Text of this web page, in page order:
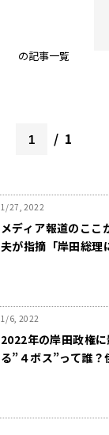
の記事一覧
1
1/27, 2022
メディア報道のこ
夫が指摘「岸田総理
1/6, 2022
2022年の岸田政権
る”４ボス”って誰？